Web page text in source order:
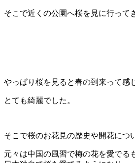
そこで近くの公園へ桜を見に行って
やっぱり桜を見ると春の到来って感
とても綺麗でした。
そこで桜のお花見の歴史や開花につ
元々は中国の風習で梅の花を愛でる